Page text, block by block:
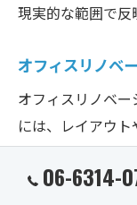
現実的な範囲で反
オフィスリノベ
オフィスリノベ
には、レイアウ
のオフィス内装
ーアドレス制へ
06-6314-